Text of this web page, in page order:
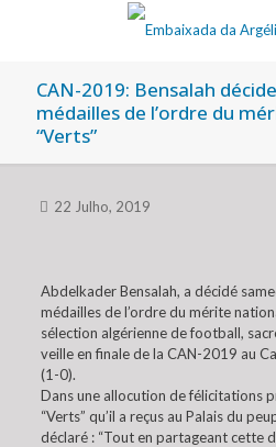
CAN-2019: Bensalah
médailles de l’ordre du
“Verts”
22 Julho, 2019
Abdelkader Bensalah, a décidé
médailles de l’ordre du mérite
sélection algérienne de football,
veille en finale de la CAN-2019 au
(1-0).
Dans une allocution de félicitations
“Verts” qu’il a reçus au Palais du
déclaré : “Tout en partageant cette